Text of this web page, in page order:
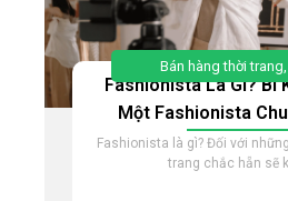
Bán hàng thời trang
Fashionista Là Gì? Bí
Một Fashionista
Fashionista là gì? Đối với
trang chắc hẵn sẽ